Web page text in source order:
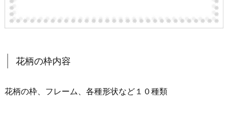
花柄の枠内容
花柄の枠、フレーム、各種形状など１０種類